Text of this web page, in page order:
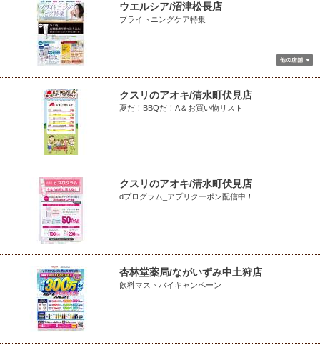
ウエルシア/沼津松長店
ブライトニングケア特集
クスリのアオキ/清水町伏見店
夏だ！BBQだ！A＆お買い物リスト
クスリのアオキ/清水町伏見店
dプログラム_アプリクーポン配信中！
杏林堂薬局/ながいずみ中土狩店
飲料マストバイキャンペーン